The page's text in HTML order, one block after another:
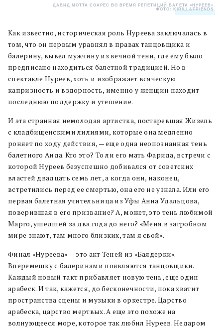
ДАВИД МОТТА СОАРЕС ВО ВРЕМЯ РЕПЕТИЦИЙ БАЛЕТА «НУРЕЕВ».
ФОТО:
KIRILL&FRIENDS.
Как известно, историческая роль Нуреева заключалась в
том, что он первым уравнял в правах танцовщика и
балерину, вывел мужчину из вечной тени, где ему было
предписано находиться балетной традицией. Но в
спектакле Нуреев, хоть и изображает всяческую
капризность и вздорность, именно у женщин находит
последнюю поддержку и утешение.
И эта странная немолодая артистка, постаревшая Жизель
с кладбищенскими лилиями, которые она медленно
роняет по ходу действия, — еще одна неопознанная тень
балетного Аида. Кто это? То ли его мать Фарида, встречи с
которой Нуреев безуспешно добивался от советских
властей двадцать семь лет, а когда они, наконец,
встретились перед ее смертью, она его не узнала. Или его
первая балетная учительница из Уфы Анна Удальцова,
поверившая в его призвание? А, может, это тень любимой
Марго, ушедшей за два года до него? «Меня в загробном
мире знают, там много близких, там я свой».
Финал «Нуреева» — это акт Теней из «Баядерки».
Вперемешку с балеринами появляются танцовщики.
Каждый новый такт прибавляет новую тень, еще один
арабеск. И так, кажется, до бесконечности, пока хватит
пространства сцены и музыки в оркестре. Царство
арабеска, царство мертвых. А еще это похоже на
волнующееся море, которое так любил Нуреев. Недаром